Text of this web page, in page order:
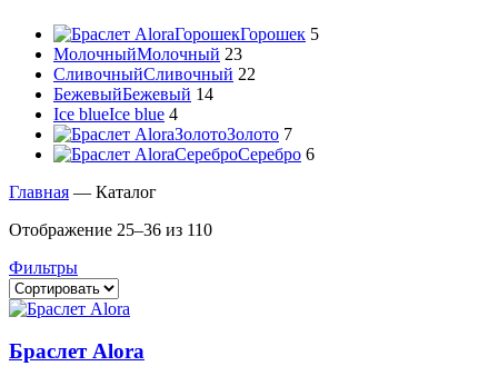
ГорошекГорошек 5
МолочныйМолочный 23
СливочныйСливочный 22
БежевыйБежевый 14
Ice blueIce blue 4
ЗолотоЗолото 7
СереброСеребро 6
Главная — Каталог
Отображение 25–36 из 110
Фильтры
Браслет Alora